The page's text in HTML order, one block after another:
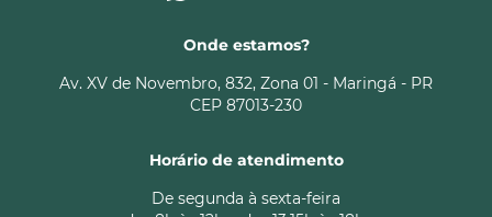
Onde estamos?
Av. XV de Novembro, 832, Zona 01 - Maringá - PR
CEP 87013-230
Horário de atendimento
De segunda à sexta-feira